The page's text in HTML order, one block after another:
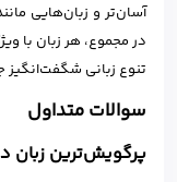
آسان‌تر و زبان‌هایی
در مجموع، هر زبان با
تنوع زبانی
سوالات متداول
پرگویش‌‌ترین زبان